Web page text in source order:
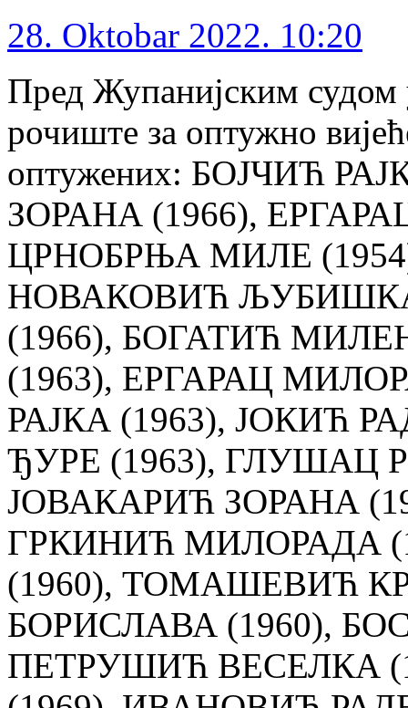
28. Oktobar 2022. 10:20
Пред Жупанијским судом
рочиште за оптужно
оптужених: БОЈЧИЋ
ЗОРАНА (1966),
ЦРНОБРЊА МИЛЕ
НОВАКОВИЋ ЉУБИШКА
(1966), БОГАТИЋ
(1963), ЕРГАРАЦ
РАЈКА (1963), ЈОКИЋ
ЂУРЕ (1963), ГЛУШАЦ
ЈОВАКАРИЋ ЗОРАНА
ГРКИНИЋ МИЛОРАДА
(1960), ТОМАШЕВИЋ
БОРИСЛАВА (1960),
ПЕТРУШИЋ ВЕСЕЛКА